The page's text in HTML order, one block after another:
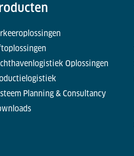
Oplossingen
Planning & Consultancy